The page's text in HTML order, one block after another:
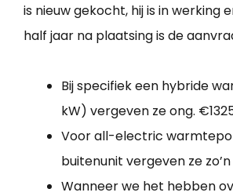
is nieuw gekocht, hij is in werking
half jaar na plaatsing is de
Bij specifiek een hybride
kW) vergeven ze ong.
Voor all-electric
buitenunit vergeven ze
Wanneer we het hebben